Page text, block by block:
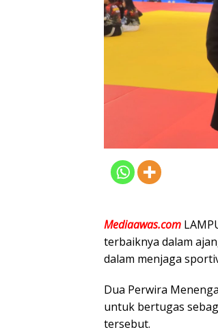
Mediaawas.com
terbaiknya dalam
dalam menjaga
Dua Perwira
untuk bertugas
tersebut.